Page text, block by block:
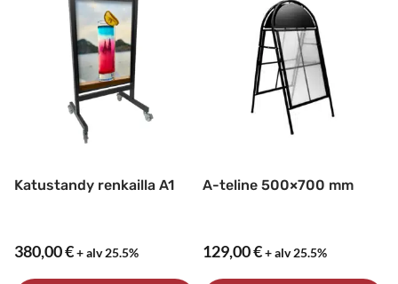
muunnelma.
valinnat
tuotteen
Katustandy renkailla A1
380,00€+ alv 25.5%
A-teline 500×700 mm
129,00€+ alv 25.5%